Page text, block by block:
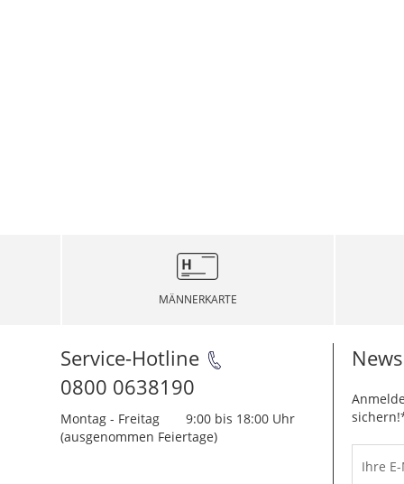
MÄNNERKARTE
Service-Hotline
0800 0638190
Montag - Freitag
9:00 bis 18:00 Uhr
(ausgenommen Feiertage)
Ihre